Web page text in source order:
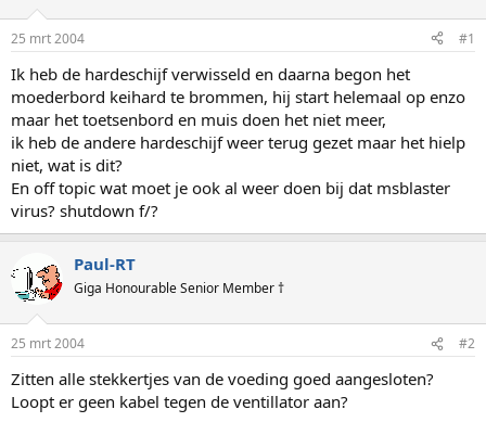
s
t
a
r
t
e
r
m
25 mrt 2004 #1
Ik heb de hardeschijf verwisseld en daarna begon het
moederbord keihard te brommen, hij start helemaal op enzo
maar het toetsenbord en muis doen het niet meer,
ik heb de andere hardeschijf weer terug gezet maar het hielp
niet, wat is dit?
En off topic wat moet je ook al weer doen bij dat msblaster
virus? shutdown f/?
Paul-RT
Giga Honourable Senior Member †
25 mrt 2004 #2
Zitten alle stekkertjes van de voeding goed aangesloten?
Loopt er geen kabel tegen de ventillator aan?